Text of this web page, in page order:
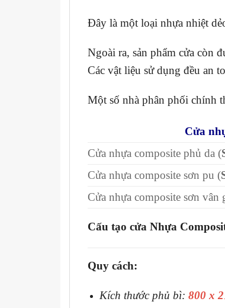
Đây là một loại nhựa nhiệt
Ngoài ra, sản phẩm cửa còn
Các vật liệu sử dụng đều an
Một số nhà phân phối chính
Cửa
Cửa nhựa composite phủ da (
Cửa nhựa composite sơn pu (
Cửa nhựa composite sơn vân
Cấu tạo cửa Nhựa
Quy cách:
Kích thước phủ bì:800 x